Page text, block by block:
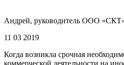
Андрей, руководитель ООО
11 03 2019
Когда возникла срочная